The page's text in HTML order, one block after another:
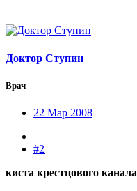
Доктор Ступин
Врач
22 Мар 2008
#2
киста крестцового канала